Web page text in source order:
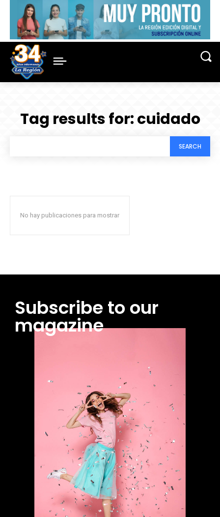
Tag results for:cuidado
SEARCH
No hay publicaciones para mostrar
Subscribe to our
magazine